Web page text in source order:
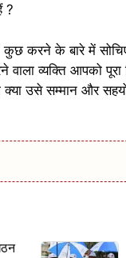
?
कुछ करने के बारे में
व्यक्ति आपको पूरा
उसे सम्मान और